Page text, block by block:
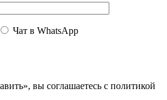
Чат в WhatsApp
вы соглашаетесь с политикой